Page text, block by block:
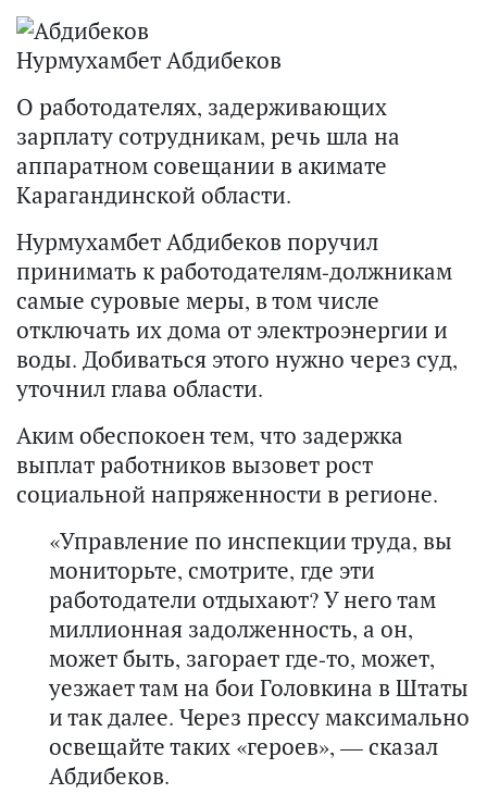
Нурмухамбет Абдибеков
О работодателях, задерживающих
зарплату сотрудникам, речь шла на
аппаратном совещании в акимате
Карагандинской области.
Нурмухамбет Абдибеков поручил
принимать к работодателям-должникам
самые суровые меры, в том числе
отключать их дома от электроэнергии и
воды. Добиваться этого нужно через суд,
уточнил глава области.
Аким обеспокоен тем, что задержка
выплат работников вызовет рост
социальной напряженности в регионе.
«Управление по инспекции труда, вы
мониторьте, смотрите, где эти
работодатели отдыхают? У него там
миллионная задолженность, а он,
может быть, загорает где-то, может,
уезжает там на бои Головкина в Штаты
и так далее. Через прессу максимально
освещайте таких «героев», — сказал
Абдибеков.